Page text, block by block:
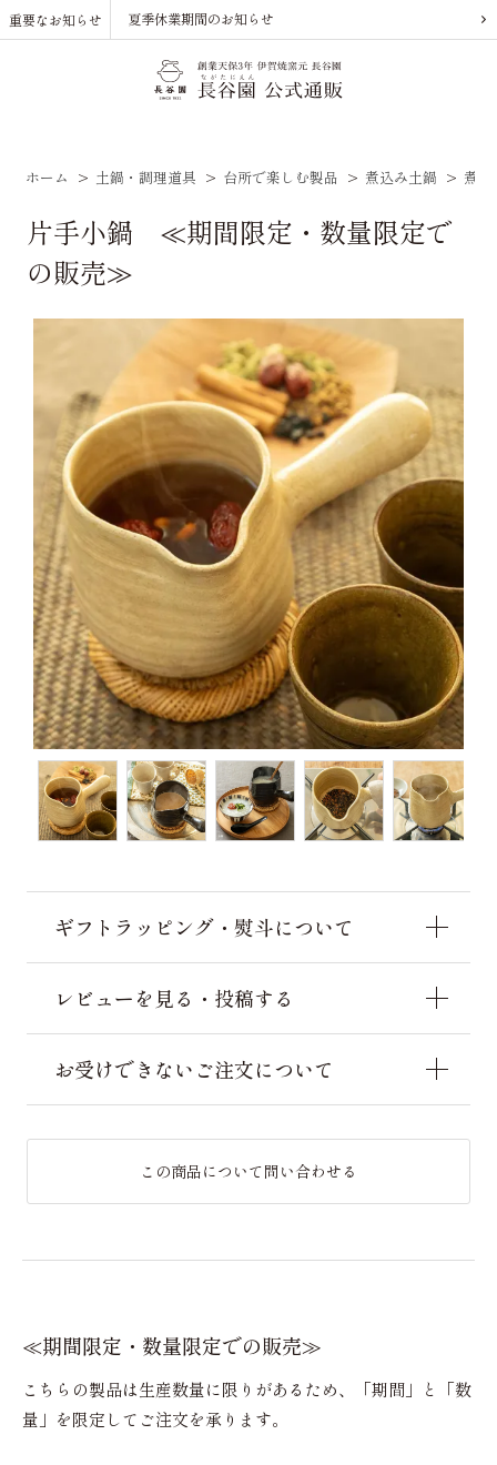
重要なお知らせ 夏季休業期間のお知らせ
ホーム > 土鍋・調理道具 > 台所で楽しむ製品 > 煮込み土鍋 > 煮
片手小鍋 ≪期間限定・数量限定で
の販売≫
ギフトラッピング・熨斗について
レビューを見る・投稿する
お受けできないご注文について
この商品について問い合わせる
≪期間限定・数量限定での販売≫
こちらの製品は生産数量に限りがあるため、「期間」と「数
量」を限定してご注文を承ります。